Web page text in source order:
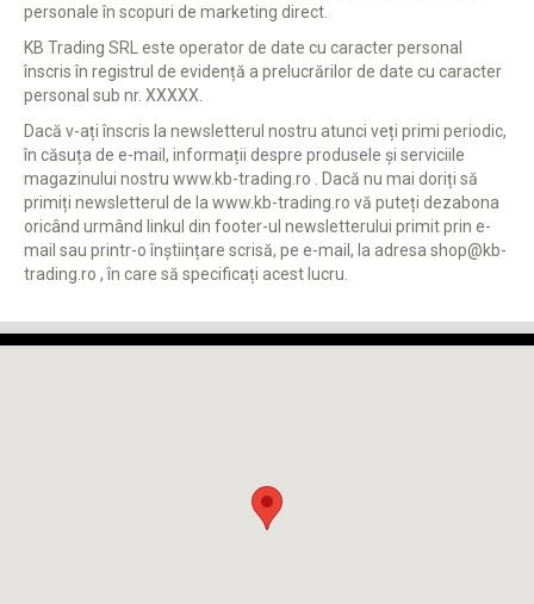
personale în scopuri de marketing direct.
KB Trading SRL este operator de date cu caracter personal
înscris în registrul de evidență a prelucrărilor de date cu caracter
personal sub nr. XXXXX.
Dacă v-ați înscris la newsletterul nostru atunci veți primi periodic,
în căsuța de e-mail, informații despre produsele și serviciile
magazinului nostru www.kb-trading.ro . Dacă nu mai doriți să
primiți newsletterul de la www.kb-trading.ro vă puteți dezabona
oricând urmând linkul din footer-ul newsletterului primit prin e-
mail sau printr-o înștiințare scrisă, pe e-mail, la adresa shop@kb-
trading.ro , în care să specificați acest lucru.